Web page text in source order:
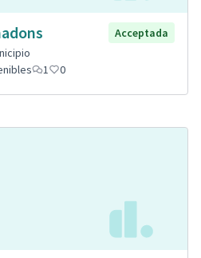
Acceptada
1 0